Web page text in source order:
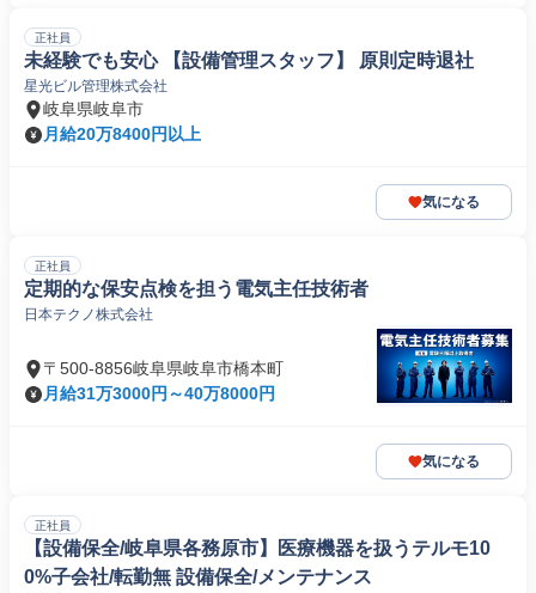
正社員
未経験でも安心 【設備管理スタッフ】 原則定時退社
星光ビル管理株式会社
岐阜県岐阜市
月給20万8400円以上
気になる
正社員
定期的な保安点検を担う電気主任技術者
日本テクノ株式会社
〒500-8856岐阜県岐阜市橋本町
月給31万3000円～40万8000円
気になる
正社員
【設備保全/岐阜県各務原市】医療機器を扱うテルモ10
0%子会社/転勤無 設備保全/メンテナンス